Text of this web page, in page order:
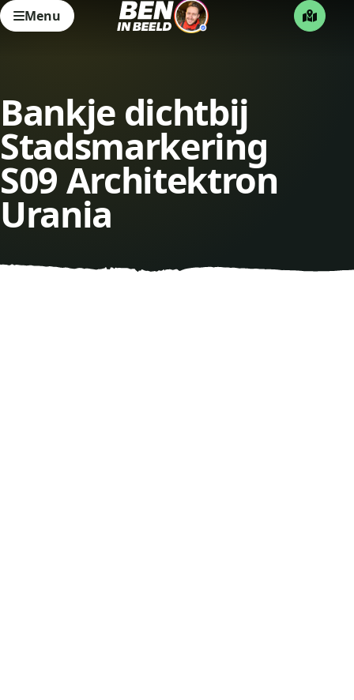
Menu
Bankje dichtbij
Stadsmarkering
S09 Architektron
Urania